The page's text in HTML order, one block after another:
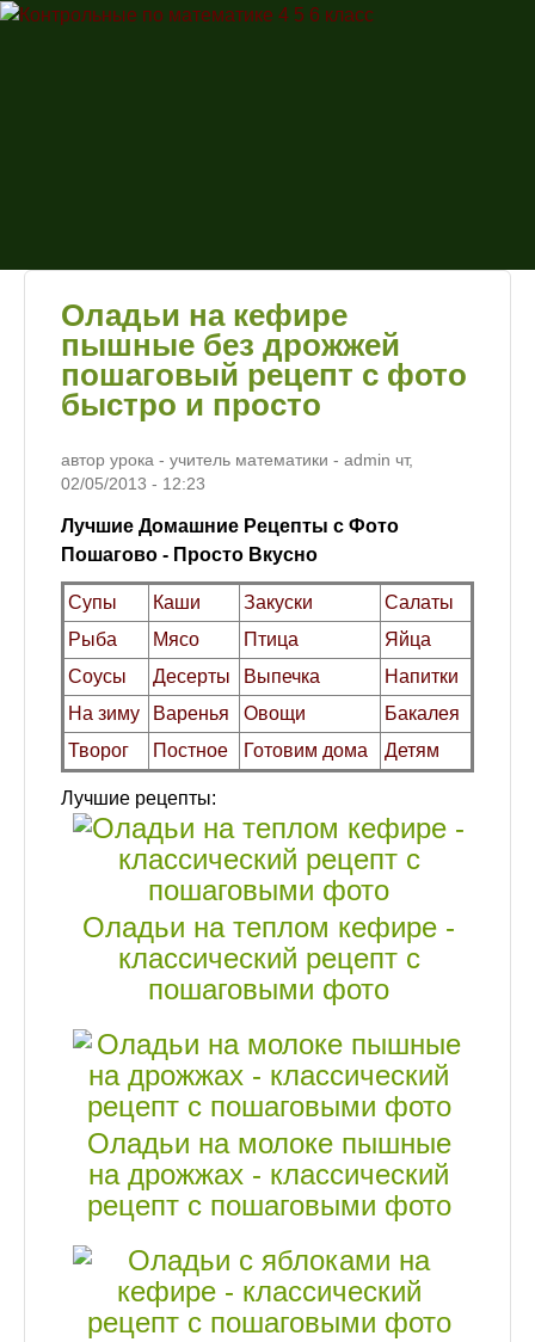
Перейти к основному
математике
4 5 6 класс
Оладьи на кефире
пышные без дрожжей
пошаговый рецепт с фото
быстро и просто
автор урока - учитель математики - admin чт,
02/05/2013 - 12:23
Лучшие Домашние Рецепты с Фото
Пошагово - Просто Вкусно
Супы Каши Закуски
Салаты
Рыба
Мясо Птица
Яйца
Соусы
Десерты Выпечка
Напитки
На зиму
Варенья Овощи
Бакалея
Творог
Постное Готовим дома Детям
Лучшие рецепты:
Оладьи на теплом кефире -
классический рецепт с
пошаговыми фото
Оладьи на молоке пышные
на дрожжах - классический
рецепт с пошаговыми фото